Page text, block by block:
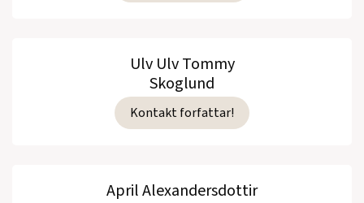
Ulv Ulv Tommy
Skoglund
Kontakt forfattar!
April Alexandersdottir